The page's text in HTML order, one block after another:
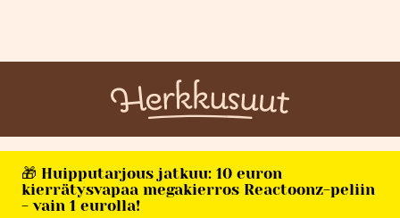
🎁 Huipputarjous jatkuu: 10 euron
kierrätysvapaa megakierros Reactoonz-peliin
- vain 1 eurolla!